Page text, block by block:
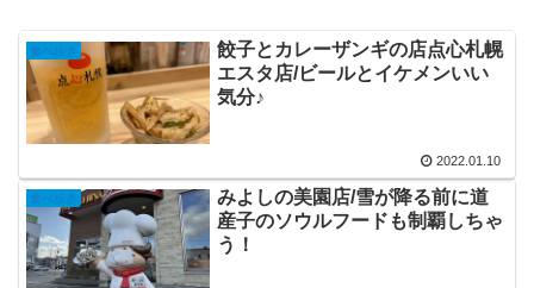
食べ歩き
餃子とカレーザンギの店点心札幌
エスタ店/ビールとイケメンいい
気分♪
2022.01.10
食べ歩き
みよしの美園店/雪が降る前に道
産子のソウルフードも制覇しちゃ
う！